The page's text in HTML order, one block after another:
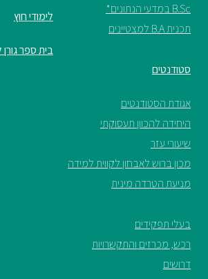
B.Sc במדעי הנתונים*
תכנית B.A למצטיינים
לימודי חוץ
בית ספר
סטודנטים
אגודת הסטודנטים
היחידה להכוון תעסוקתי
שיעורי עזר
מכון ברוש לאבחון לקווית למידה
מניעת הטרדה מינית
בעלי תפקידים
רכש, מכרזים והתקשרויות
דרושים